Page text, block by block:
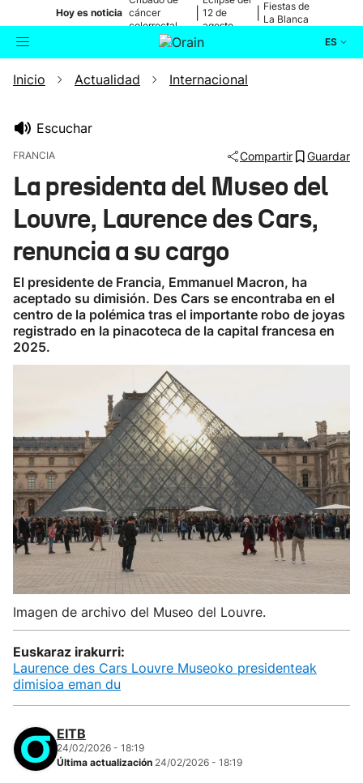
Hoy es noticia cáncer
colorrectal
12 de
agosto
Fiestas de
La Blanca
ES
Buscador Actualidad
Ikusmiran
Eguraldia
Inicio Actualidad Internacional
Escuchar
FRANCIA Compartir Guardar
La presidenta del Museo del
Louvre, Laurence des Cars,
renuncia a su cargo
El presidente de Francia, Emmanuel Macron, ha
aceptado su dimisión. Des Cars se encontraba en el
centro de la polémica tras el importante robo de joyas
registrado en la pinacoteca de la capital francesa en
2025.
Imagen de archivo del Museo del Louvre.
Euskaraz irakurri:
Laurence des Cars Louvre Museoko presidenteak
dimisioa eman du
EITB
24/02/2026 - 18:19
Última actualización 24/02/2026 - 18:19